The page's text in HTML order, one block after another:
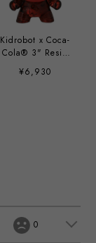
Kidrobot x Coca-
Cola® 3" Resin
Dunny Art Figure
¥6,930
0